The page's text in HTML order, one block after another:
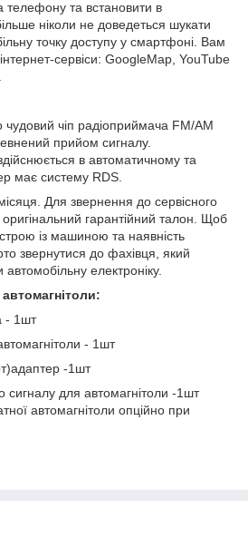
телефону та встановити в
ніколи не доведеться шукати
точку доступу у смартфоні. Вам
сервіси: GoogleMap, YouTube
чудовий чіп радіоприймача FM/AM
прийом сигналу.
в автоматичному та
має систему RDS.
Для звернення до сервісного
оригінальний гарантійний талон. Щоб
із машиною та наявність
звернутися до фахівця, який
електроніку.
- 1шт
- 1шт
-1шт
сигналу для автомагнітоли -1шт
автомагнітоли опційно при